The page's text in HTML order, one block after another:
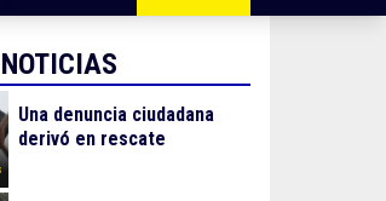
Una denuncia ciudadana
derivó en rescate